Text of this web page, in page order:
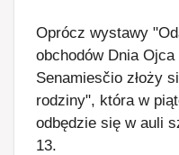
Oprócz wystawy
obchodów Dnia
Senamiesčio złoży
rodziny", która w
odbędzie się w auli
13.